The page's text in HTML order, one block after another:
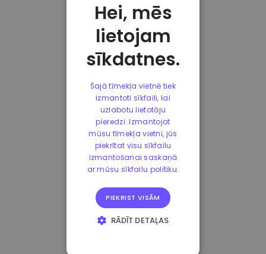
Hei, mēs
lietojam
sīkdatnes.
Šajā tīmekļa vietnē tiek
izmantoti sīkfaili, lai
uzlabotu lietotāju
pieredzi. Izmantojot
mūsu tīmekļa vietni, jūs
piekrītat visu sīkfailu
izmantošanai saskaņā
ar mūsu sīkfailu politiku.
PIEKRIST VISĀM
RĀDĪT DETAĻAS